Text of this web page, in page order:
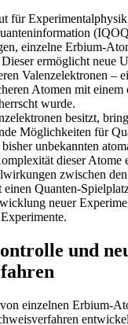
für
einzelne Erbium-
ermöglicht neue
Valenzelektronen –
Atomen mit einem
wurde.
besitzt,
Möglichkeiten für
unbekannten
dieser Atome
zwischen
einen Quanten-
neuer
und
einzelnen Erbium-